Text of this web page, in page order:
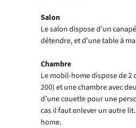
Salon
Le salon dispose d’un
détendre, et d’une table à
Chambre
Le mobil-home dispose de 2
200) et une chambre avec
d’une couette pour une
cas il faut enlever un autre
home.